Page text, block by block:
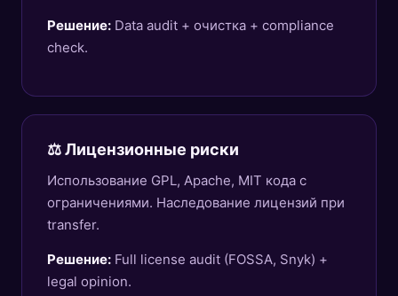
Решение: Data audit + очистка + compliance
check.
⚖️ Лицензионные риски
Использование GPL, Apache, MIT кода с
ограничениями. Наследование лицензий при
transfer.
Решение: Full license audit (FOSSA, Snyk) +
legal opinion.